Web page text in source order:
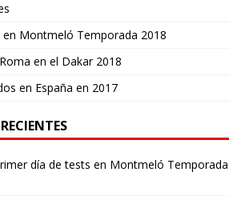
Montmeló Temporada 2018
en el Dakar 2018
en España en 2017
día de tests en Montmeló Temporada